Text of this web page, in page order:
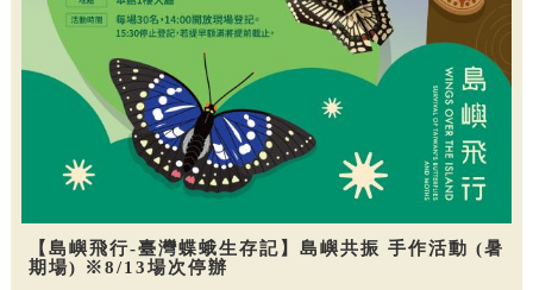
【島嶼飛行-臺灣蝶蛾生存記】島嶼共振 手作活動 (暑
期場) ※8/13場次停辦